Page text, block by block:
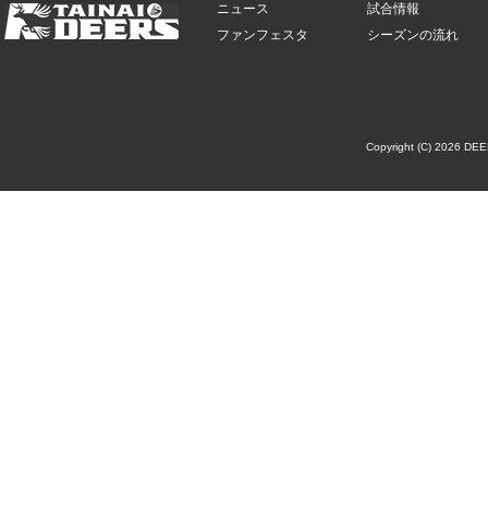
ニュース
ファンフェスタ
試合情報
シーズンの流れ
Copyright (C) 2026